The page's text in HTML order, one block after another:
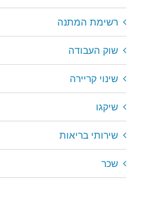
רשימת המתנה
שוק העבודה
שינוי קריירה
שיקגו
שירותי בריאות
שכר